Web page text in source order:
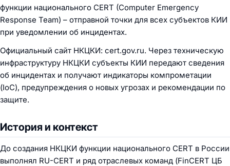
функции национального CERT (Computer Emergency
Response Team) – отправной точки для всех субъектов КИИ
при уведомлении об инцидентах.
Официальный сайт НКЦКИ: cert.gov.ru. Через техническую
инфраструктуру НКЦКИ субъекты КИИ передают сведения
об инцидентах и получают индикаторы компрометации
(IoC), предупреждения о новых угрозах и рекомендации по
защите.
История и контекст
До создания НКЦКИ функции национального CERT в России
выполнял RU-CERT и ряд отраслевых команд (FinCERT ЦБ